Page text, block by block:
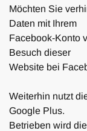
Möchten Sie
Daten mit Ihrem
Facebook-Konto
Besuch dieser
Website bei
Weiterhin nutzt
Google Plus.
Betrieben wird